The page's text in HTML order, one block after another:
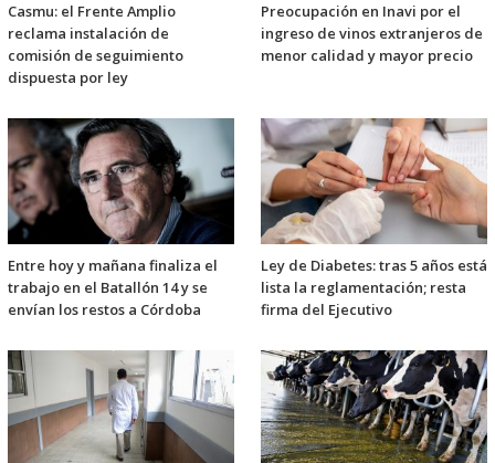
Casmu: el Frente Amplio
reclama instalación de
comisión de seguimiento
dispuesta por ley
Preocupación en Inavi por el
ingreso de vinos extranjeros de
menor calidad y mayor precio
Entre hoy y mañana finaliza el
trabajo en el Batallón 14 y se
envían los restos a Córdoba
Ley de Diabetes: tras 5 años está
lista la reglamentación; resta
firma del Ejecutivo